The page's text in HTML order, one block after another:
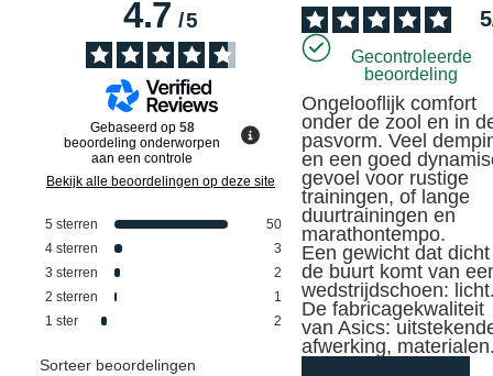
4.7/5
Gebaseerd op 58
beoordeling onderworpen
aan een controle
Bekijk alle beoordelingen op deze site
5 sterren
50
4 sterren
3
3 sterren
2
2 sterren
1
1 ster 2
Sorteer beoordelingen
5
Gecontroleerde
beoordeling
Ongelooflijk comfort
onder de zool en in
pasvorm. Veel
en een goed
gevoel voor rustige
trainingen, of lange
duurtrainingen en
marathontempo.
Een gewicht dat
de buurt komt van
wedstrijdschoen:
De fabricagekwaliteit
van Asics:
afwerking, materialen